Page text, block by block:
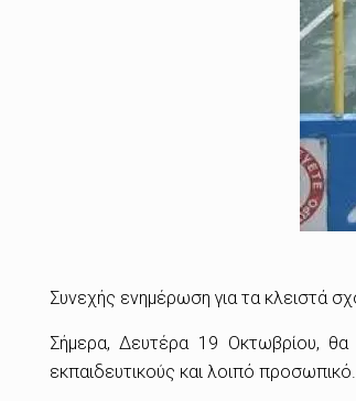
Συνεχής ενημέρωση για τα κλειστά
Σήμερα, Δευτέρα 19 Οκτωβρίου, θα
εκπαιδευτικούς και λοιπό προσωπικό.